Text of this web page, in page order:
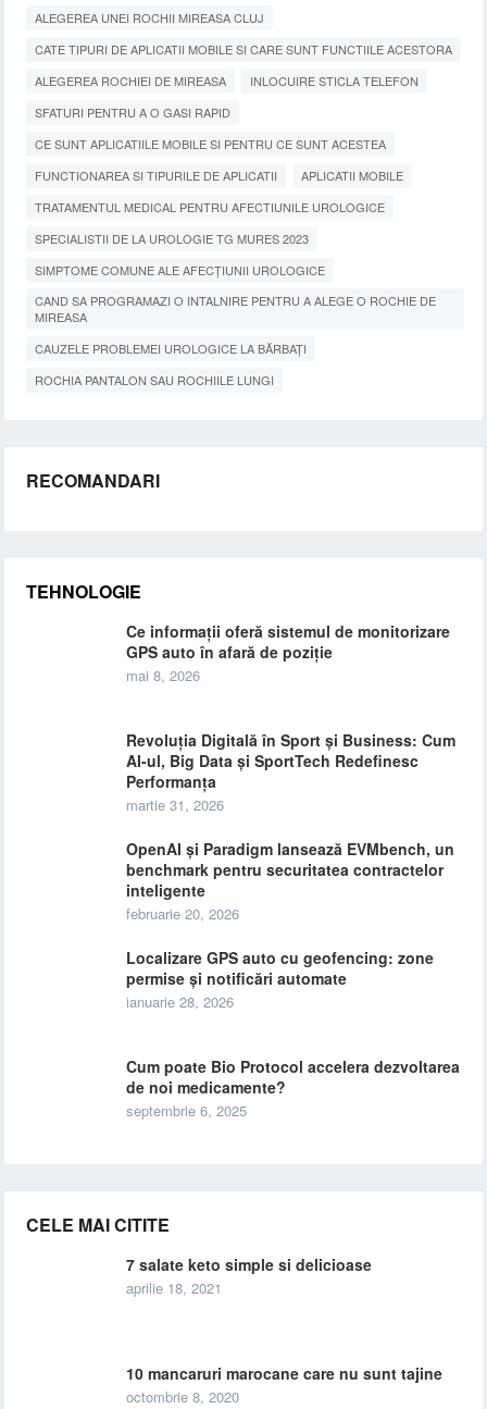
ALEGEREA UNEI ROCHII MIREASA CLUJ
CATE TIPURI DE APLICATII MOBILE SI CARE SUNT FUNCTIILE ACESTORA
ALEGEREA ROCHIEI DE MIREASA
INLOCUIRE STICLA TELEFON
SFATURI PENTRU A O GASI RAPID
CE SUNT APLICATIILE MOBILE SI PENTRU CE SUNT ACESTEA
FUNCTIONAREA SI TIPURILE DE APLICATII
APLICATII MOBILE
TRATAMENTUL MEDICAL PENTRU AFECTIUNILE UROLOGICE
SPECIALISTII DE LA UROLOGIE TG MURES 2023
SIMPTOME COMUNE ALE AFECȚIUNII UROLOGICE
CAND SA PROGRAMAZI O INTALNIRE PENTRU A ALEGE O ROCHIE DE
MIREASA
CAUZELE PROBLEMEI UROLOGICE LA BĂRBAȚI
ROCHIA PANTALON SAU ROCHIILE LUNGI
RECOMANDARI
TEHNOLOGIE
Ce informații oferă sistemul de monitorizare
GPS auto în afară de poziție
mai 8, 2026
Revoluția Digitală în Sport și Business: Cum
AI-ul, Big Data și SportTech Redefinesc
Performanța
martie 31, 2026
OpenAI și Paradigm lansează EVMbench, un
benchmark pentru securitatea contractelor
inteligente
februarie 20, 2026
Localizare GPS auto cu geofencing: zone
permise și notificări automate
ianuarie 28, 2026
Cum poate Bio Protocol accelera dezvoltarea
de noi medicamente?
septembrie 6, 2025
CELE MAI CITITE
7 salate keto simple si delicioase
aprilie 18, 2021
10 mancaruri marocane care nu sunt tajine
octombrie 8, 2020